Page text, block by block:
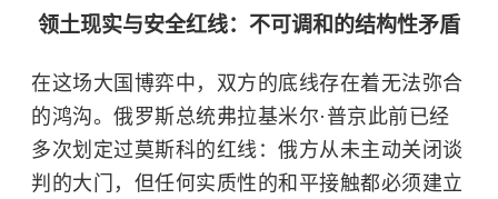
领土现实与安全红线：不可调和的结构性矛盾
在这场大国博弈中，双方的底线存在着无法弥合
的鸿沟。俄罗斯总统弗拉基米尔·普京此前已经
多次划定过莫斯科的红线：俄方从未主动关闭谈
判的大门，但任何实质性的和平接触都必须建立